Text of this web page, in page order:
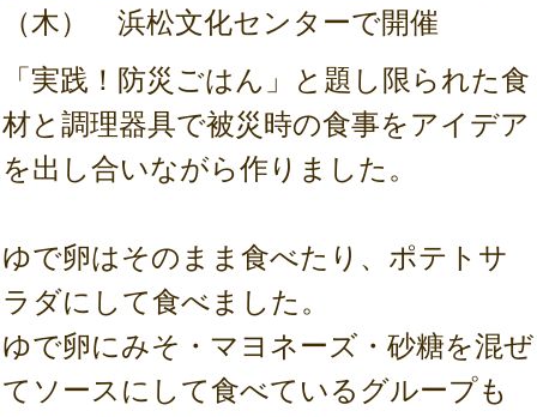
（木） 浜松文化センターで開催
「実践！防災ごはん」と題し限られた食
材と調理器具で被災時の食事をアイデア
を出し合いながら作りました。
ゆで卵はそのまま食べたり、ポテトサ
ラダにして食べました。
ゆで卵にみそ・マヨネーズ・砂糖を混ぜ
てソースにして食べているグループも